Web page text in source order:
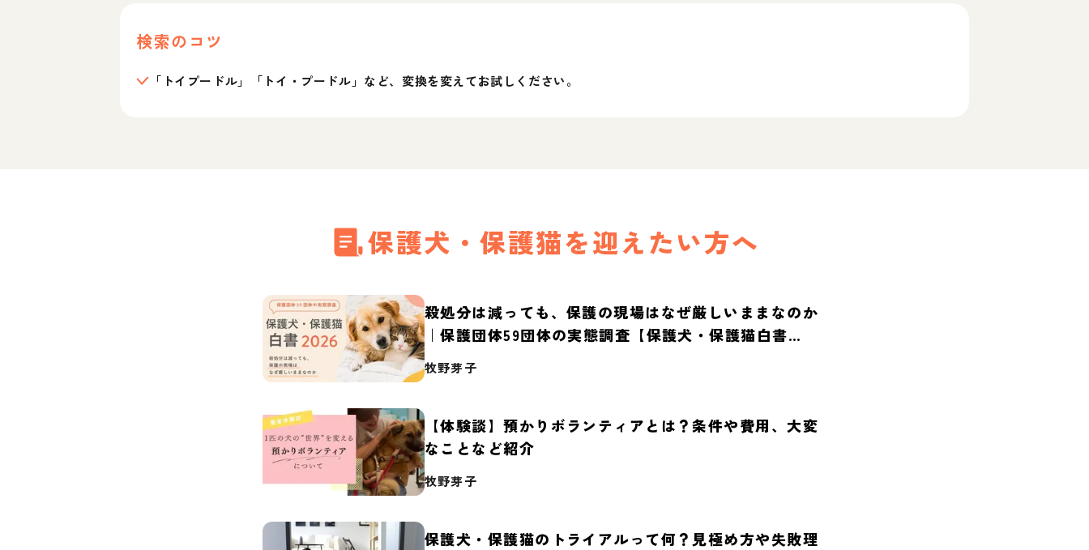
検索のコツ
「トイプードル」「トイ・プードル」など、変換を変えてお試しください。
保護犬・保護猫を迎えたい方へ
殺処分は減っても、保護の現場はなぜ厳しいままなのか
｜保護団体59団体の実態調査【保護犬・保護猫白書
2026】
牧野芽子
【体験談】預かりボランティアとは？条件や費用、大変
なことなど紹介
牧野芽子
保護犬・保護猫のトライアルって何？見極め方や失敗理